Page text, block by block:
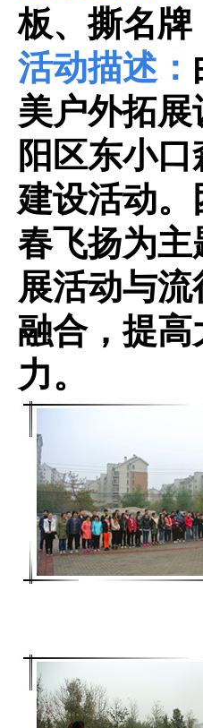
板、撕名牌
活动描述：
美户外拓
阳区东小
建设活动
春飞扬为
展活动与
融合，提
力。